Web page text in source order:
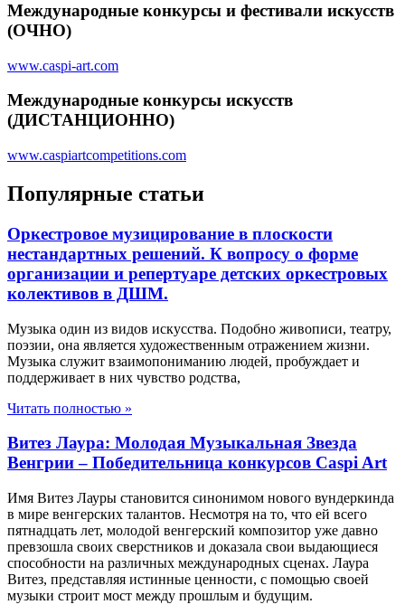
Международные конкурсы и фестивали искусств
(ОЧНО)
www.caspi-art.com
Международные конкурсы искусств
(ДИСТАНЦИОННО)
www.caspiartcompetitions.com
Популярные статьи
Оркестровое музицирование в плоскости
нестандартных решений. К вопросу о форме
организации и репертуаре детских оркестровых
колективов в ДШМ.
Музыка один из видов искусства. Подобно живописи, театру,
поэзии, она является художественным отражением жизни.
Музыка служит взаимопониманию людей, пробуждает и
поддерживает в них чувство родства,
Читать полностью »
Витез Лаура: Молодая Музыкальная Звезда
Венгрии – Победительница конкурсов Caspi Art
Имя Витез Лауры становится синонимом нового вундеркинда
в мире венгерских талантов. Несмотря на то, что ей всего
пятнадцать лет, молодой венгерский композитор уже давно
превзошла своих сверстников и доказала свои выдающиеся
способности на различных международных сценах. Лаура
Витез, представляя истинные ценности, с помощью своей
музыки строит мост между прошлым и будущим.